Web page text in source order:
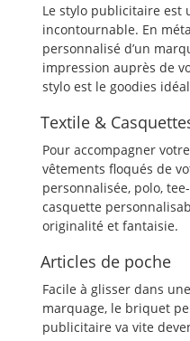
Le stylo publicitaire est
incontournable. En
personnalisé d’un
impression auprès de
stylo est le goodies
Textile &
Pour accompagner
vêtements floqués de
personnalisée, polo,
casquette
originalité et fantaisie.
Articles de poche
Facile à glisser dans
marquage, le briquet
publicitaire va vite